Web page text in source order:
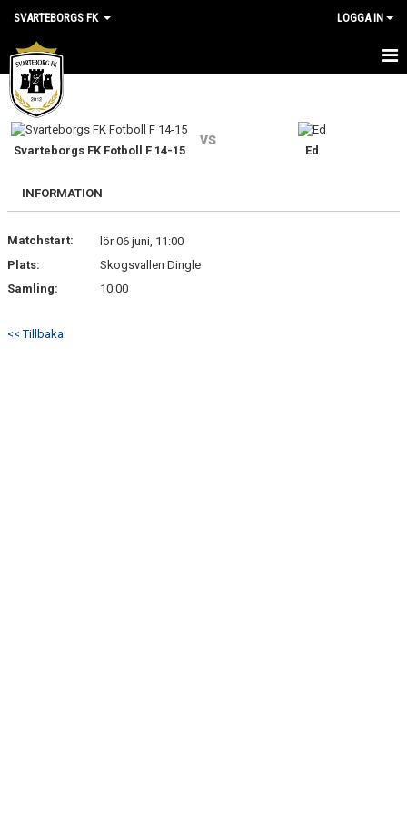
SVARTEBORGS FK LOGGA IN
HEM
NYHETER
KALENDER
KLUBBSHOP
MEDLEM
Svarteborgs FK Fotboll F 14-15
vs
Ed
INFORMATION
Matchstart:
lör 06 juni, 11:00
Plats:
Skogsvallen Dingle
Samling:
10:00
<< Tillbaka